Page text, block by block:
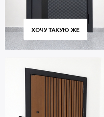
ХОЧУ ТАКУЮ ЖЕ